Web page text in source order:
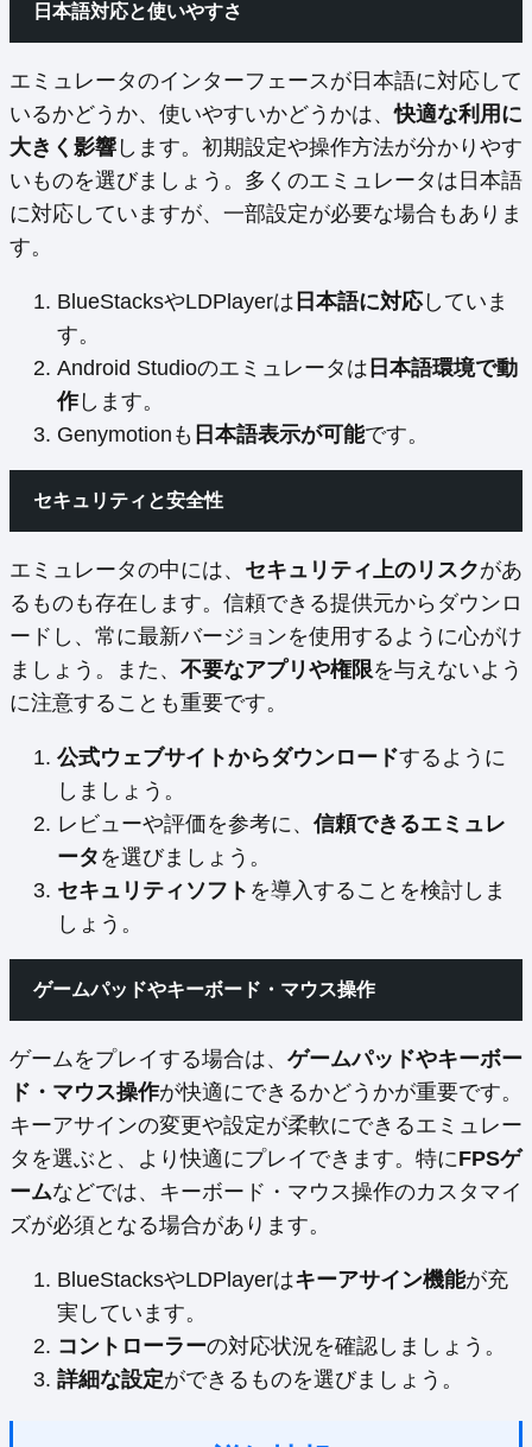
日本語対応と使いやすさ
エミュレータのインターフェースが日本語に対応して
いるかどうか、使いやすいかどうかは、快適な利用に
大きく影響 します。初期設定や操作方法が分かりやす
いものを選びましょう。多くのエミュレータは日本語
に対応していますが、一部設定が必要な場合もありま
す。
BlueStacksやLDPlayerは 日本語に対応していま
す。
Android Studioのエミュレータは 日本語環境で動
作します。
Genymotionも 日本語表示が可能です。
セキュリティと安全性
エミュレータの中には、 セキュリティ上のリスクがあ
るものも存在します。信頼できる提供元からダウンロ
ードし、常に最新バージョンを使用するように心がけ
ましょう。また、 不要なアプリや権限を与えないよう
に注意することも重要です。
公式ウェブサイトからダウンロードするように
しましょう。
レビューや評価を参考に、 信頼できるエミュレ
ータ を選びましょう。
セキュリティソフト を導入することを検討しま
しょう。
ゲームパッドやキーボード・マウス操作
ゲームをプレイする場合は、 ゲームパッドやキーボー
ド・マウス操作が快適にできるかどうかが重要です。
キーアサインの変更や設定が柔軟にできるエミュレー
タを選ぶと、より快適にプレイできます。特にFPSゲ
ームなどでは、キーボード・マウス操作のカスタマイ
ズが必須となる場合があります。
BlueStacksやLDPlayerはキーアサイン機能が充
実しています。
コントローラーの対応状況を確認しましょう。
詳細な設定ができるものを選びましょう。